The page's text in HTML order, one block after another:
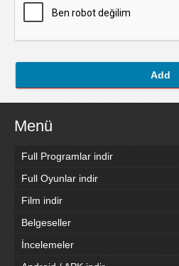
Add
Menü
Full Programlar indir
Full Oyunlar indir
Film indir
Belgeseller
İncelemeler